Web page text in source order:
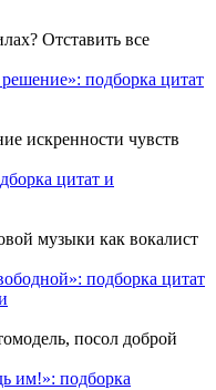
Отставить все
подборка цитат
искренности чувств
цитат и
музыки как вокалист
подборка цитат
посол доброй
им!»: подборка